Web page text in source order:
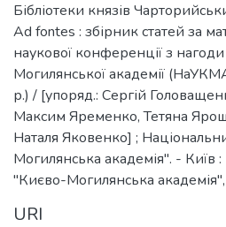
Бібліотеки князів
Ad fontes : збірник статей за
наукової конференції з
Могилянської академії
р.) / [упоряд.: Сергій
Максим Яременко, Тетяна
Наталя Яковенко] ;
Могилянська академія". - Київ
"Києво-Могилянська
URI